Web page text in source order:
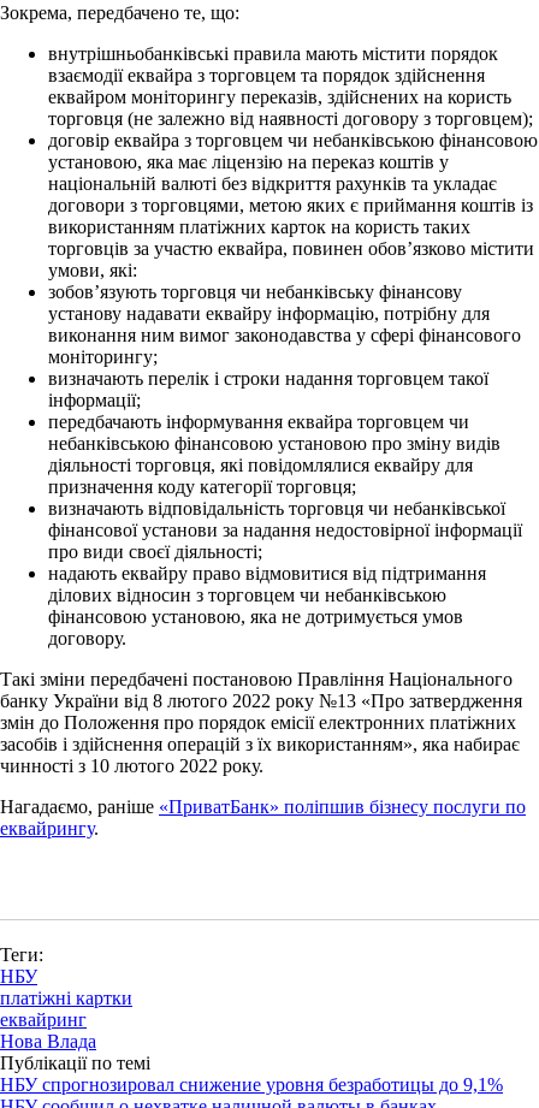
Зокрема, передбачено те, що:
внутрішньобанківські правила мають містити порядок
взаємодії еквайра з торговцем та порядок здійснення
еквайром моніторингу переказів, здійснених на користь
торговця (не залежно від наявності договору з торговцем);
договір еквайра з торговцем чи небанківською фінансовою
установою, яка має ліцензію на переказ коштів у
національній валюті без відкриття рахунків та укладає
договори з торговцями, метою яких є приймання коштів із
використанням платіжних карток на користь таких
торговців за участю еквайра, повинен обов’язково містити
умови, які:
зобов’язують торговця чи небанківську фінансову
установу надавати еквайру інформацію, потрібну для
виконання ним вимог законодавства у сфері фінансового
моніторингу;
визначають перелік і строки надання торговцем такої
інформації;
передбачають інформування еквайра торговцем чи
небанківською фінансовою установою про зміну видів
діяльності торговця, які повідомлялися еквайру для
призначення коду категорії торговця;
визначають відповідальність торговця чи небанківської
фінансової установи за надання недостовірної інформації
про види своєї діяльності;
надають еквайру право відмовитися від підтримання
ділових відносин з торговцем чи небанківською
фінансовою установою, яка не дотримується умов
договору.
Такі зміни передбачені постановою Правління Національного
банку України від 8 лютого 2022 року №13 «Про затвердження
змін до Положення про порядок емісії електронних платіжних
засобів і здійснення операцій з їх використанням», яка набирає
чинності з 10 лютого 2022 року.
Нагадаємо, раніше «ПриватБанк» поліпшив бізнесу послуги по
еквайрингу.
Теги:
НБУ
платіжні картки
еквайринг
Нова Влада
Публікації по темі
НБУ спрогнозировал снижение уровня безработицы до 9,1%